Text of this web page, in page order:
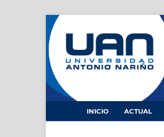
INICIO ACTUAL